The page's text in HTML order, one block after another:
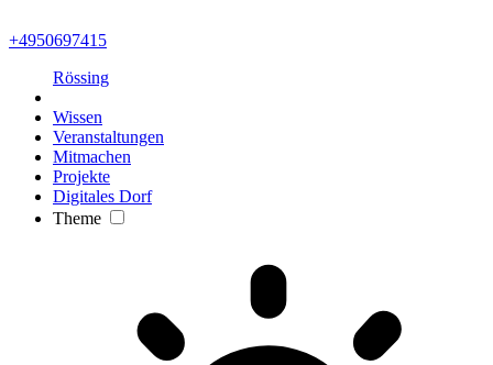
+4950697415
Rössing
Wissen
Veranstaltungen
Mitmachen
Projekte
Digitales Dorf
Theme